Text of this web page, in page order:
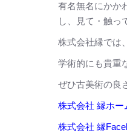
有名無名にかか
し、見て・触っ
株式会社縁では
学術的にも貴重
ぜひ古美術の良
株式会社 縁ホー
株式会社 縁